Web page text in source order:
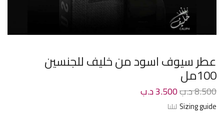
عطر سيوف اسود من خليف للجنسين
100مل
8.500د.ب3.500د.ب
Sizing guide